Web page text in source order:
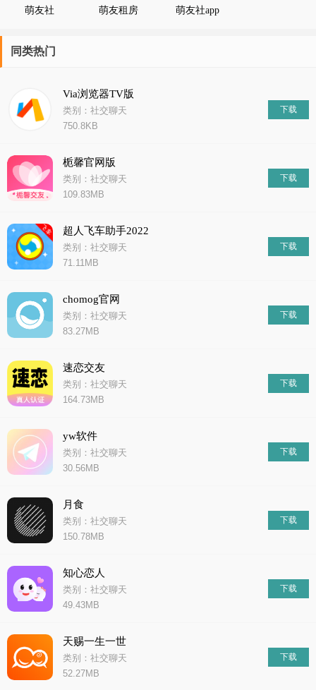
萌友社
萌友租房 萌友社app
同类热门
Via浏览器TV版
类别：社交聊天
750.8KB
下载
栀馨官网版
类别：社交聊天
109.83MB
下载
超人飞车助手2022
类别：社交聊天
71.11MB
下载
chomog官网
类别：社交聊天
83.27MB
下载
速恋交友
类别：社交聊天
164.73MB
下载
yw软件
类别：社交聊天
30.56MB
下载
月食
类别：社交聊天
150.78MB
下载
知心恋人
类别：社交聊天
49.43MB
下载
天赐一生一世
类别：社交聊天
52.27MB
下载